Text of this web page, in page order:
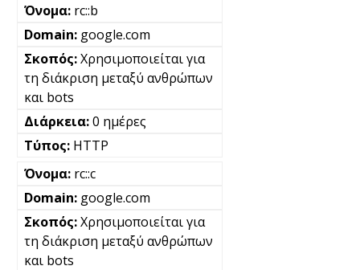
rc::b
google.com
Χρησιμοποιείται για
τη διάκριση μεταξύ ανθρώπων
και bots
0 ημέρες
HTTP
rc::c
google.com
Χρησιμοποιείται για
τη διάκριση μεταξύ ανθρώπων
και bots